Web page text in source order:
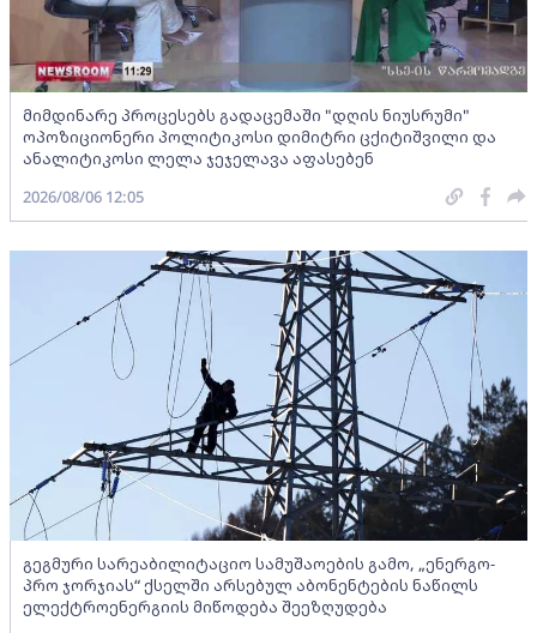
მიმდინარე პროცესებს გადაცემაში "დღის ნიუსრუმი"
ოპოზიციონერი პოლიტიკოსი დიმიტრი ცქიტიშვილი და
ანალიტიკოსი ლელა ჯეჯელავა აფასებენ
2026/08/06 12:05
გეგმური სარეაბილიტაციო სამუშაოების გამო, „ენერგო-
პრო ჯორჯიას“ ქსელში არსებულ აბონენტების ნაწილს
ელექტროენერგიის მიწოდება შეეზღუდება